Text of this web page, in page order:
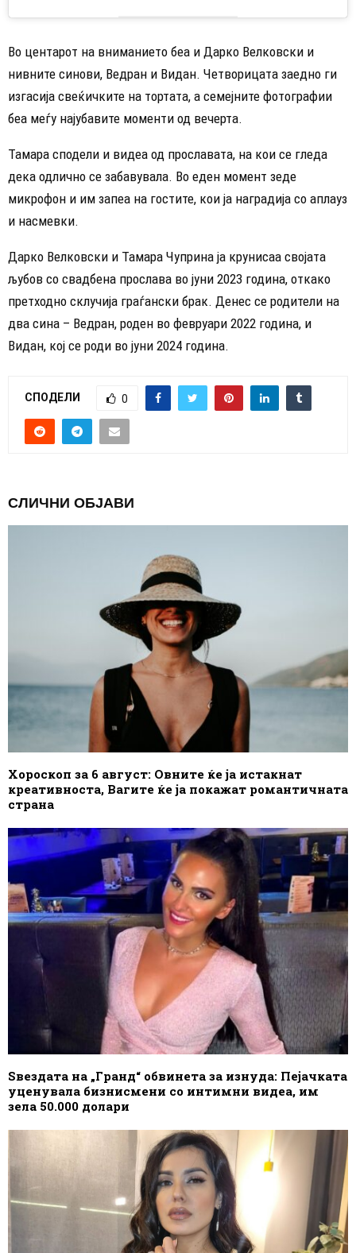
Во центарот на вниманието беа и Дарко Велковски и
нивните синови, Ведран и Видан. Четворицата заедно ги
изгасија свеќичките на тортата, а семејните фотографии
беа меѓу најубавите моменти од вечерта.
Тамара сподели и видеа од прославата, на кои се гледа
дека одлично се забавувала. Во еден момент зеде
микрофон и им запеа на гостите, кои ја наградија со аплауз
и насмевки.
Дарко Велковски и Тамара Чуприна ја крунисаа својата
љубов со свадбена прослава во јуни 2023 година, откако
претходно склучија граѓански брак. Денес се родители на
два сина – Ведран, роден во февруари 2022 година, и
Видан, кој се роди во јуни 2024 година.
СПОДЕЛИ 0
СЛИЧНИ ОБЈАВИ
Хороскоп за 6 август: Овните ќе ја истакнат
креативноста, Вагите ќе ја покажат романтичната
страна
Ѕвездата на „Гранд“ обвинета за изнуда: Пејачката
уценувала бизнисмени со интимни видеа, им
зела 50.000 долари